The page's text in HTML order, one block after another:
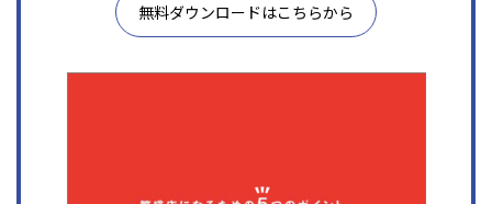
無料ダウンロードはこちらから